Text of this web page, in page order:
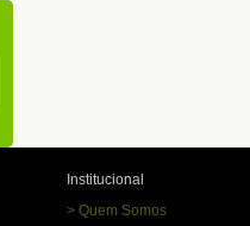
Institucional
> Quem Somos